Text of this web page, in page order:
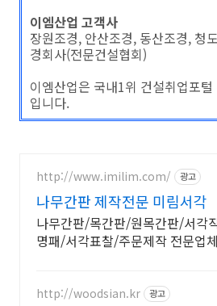
이엠산업 고객사
장원조경, 안산조경, 동산조경, 청
경회사(전문건설협회)
이엠산업은 국내1위 건설취업포
입니다.
http://www.imilim.com/ 광고
나무간판 제작전문 미림서각
나무간판/목간판/원목간판/서각
명패/서각표찰/주문제작 전문업체
http://woodsian.kr 광고